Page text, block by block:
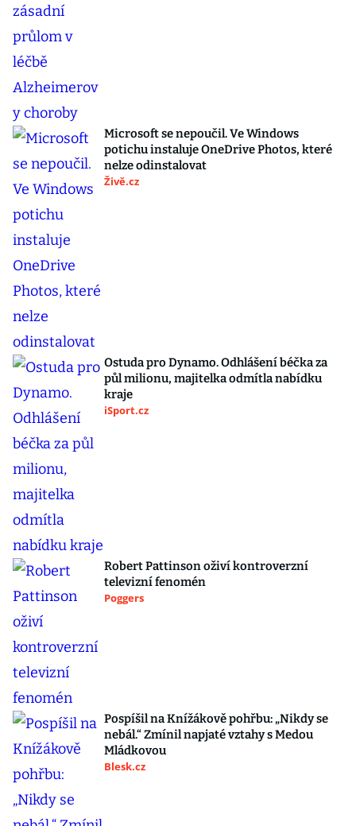
Microsoft se nepoučil. Ve Windows
potichu instaluje OneDrive Photos, které
nelze odinstalovat
Živě.cz
Ostuda pro Dynamo. Odhlášení béčka za
půl milionu, majitelka odmítla nabídku
kraje
iSport.cz
Robert Pattinson oživí kontroverzní
televizní fenomén
Poggers
Pospíšil na Knížákově pohřbu: „Nikdy se
nebál.“ Zmínil napjaté vztahy s Medou
Mládkovou
Blesk.cz